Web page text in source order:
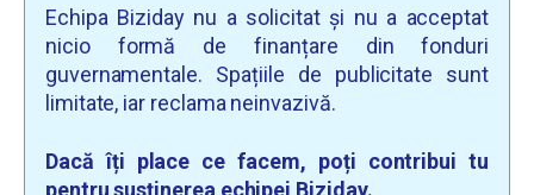
Echipa Biziday nu a solicitat și nu a acceptat
nicio formă de finanțare din fonduri
guvernamentale. Spațiile de publicitate sunt
limitate, iar reclama neinvazivă.
Dacă îți place ce facem, poți contribui tu
pentru susținerea echipei Biziday.